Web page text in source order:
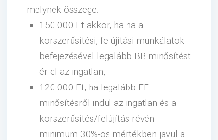
melynek összege:
150.000 Ft akkor, ha ha a
korszerűsítési, felújítási munkálatok
befejezésével legalább BB minősítést
ér el az ingatlan,
120.000 Ft, ha legalább FF
minősítésről indul az ingatlan és a
korszerűsítés/felújítás révén
minimum 30%-os mértékben javul a